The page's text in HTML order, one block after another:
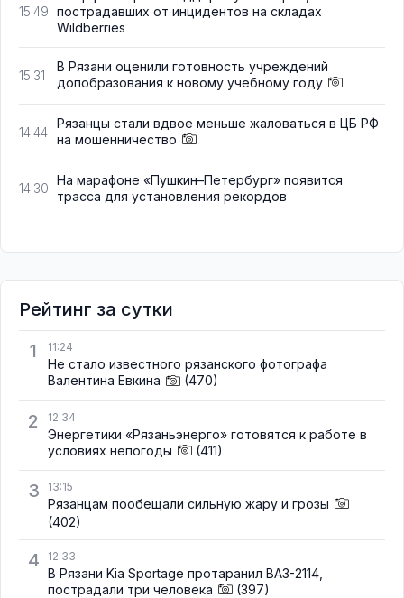
15:49
пострадавших от инцидентов на складах
Wildberries
15:31
В Рязани оценили готовность учреждений
допобразования к новому учебному году
14:44
Рязанцы стали вдвое меньше жаловаться в ЦБ РФ
на мошенничество
14:30
На марафоне «Пушкин–Петербург» появится
трасса для установления рекордов
Рейтинг за сутки
1
11:24
Не стало известного рязанского фотографа
Валентина Евкина
(470)
2 12:34
Энергетики «Рязаньэнерго» готовятся к работе в
условиях непогоды
(411)
3 13:15
Рязанцам пообещали сильную жару и грозы
(402)
4 12:33
В Рязани Kia Sportage протаранил ВАЗ-2114,
пострадали три человека
(397)